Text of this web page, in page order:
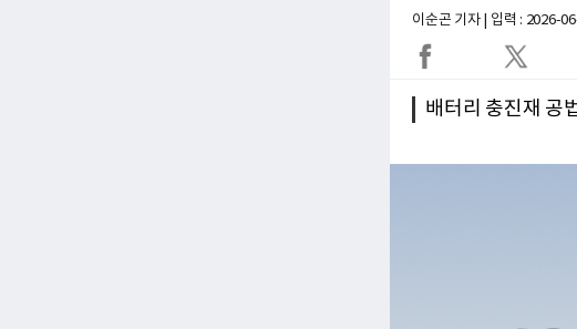
이순곤 기자 | 입력 : 2026-
배터리 충진재 공